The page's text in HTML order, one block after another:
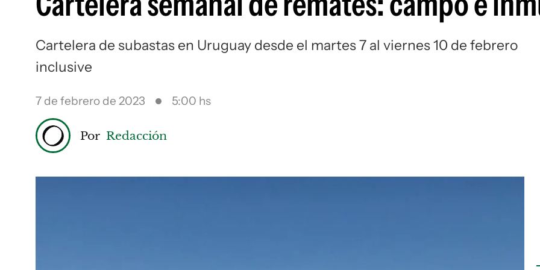
Cartelera de subastas en Uruguay desde el martes 7 al viernes 10 de febrero
inclusive
7 de febrero de 2023 5:00 hs
Por Redacción